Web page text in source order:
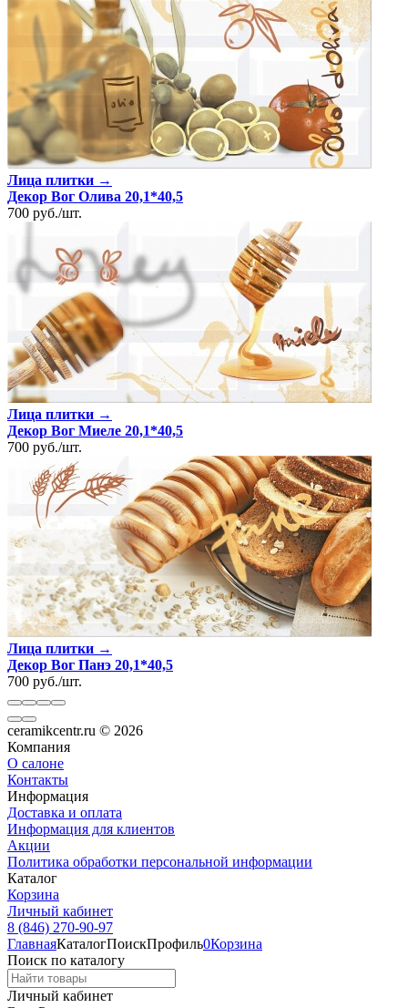
Лица плитки →
Декор Вог Олива 20,1*40,5
700 руб./шт.
Лица плитки →
Декор Вог Миеле 20,1*40,5
700 руб./шт.
Лица плитки →
Декор Вог Панэ 20,1*40,5
700 руб./шт.
ceramikcentr.ru © 2026
Компания
О салоне
Контакты
Информация
Доставка и оплата
Информация для клиентов
Акции
Политика обработки персональной информации
Каталог
Корзина
Личный кабинет
8 (846) 270-90-97
ГлавнаяКаталогПоискПрофиль0Корзина
Поиск по каталогу
Личный кабинет